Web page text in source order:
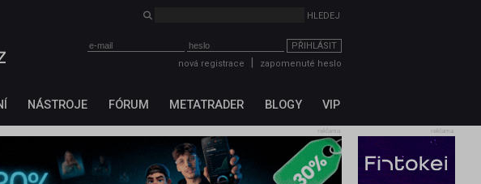
HLEDEJ
PŘIHLÁSIT
nová registrace
zapomenuté heslo
NÁSTROJE FÓRUM METATRADER BLOGY VIP
reklama
reklama